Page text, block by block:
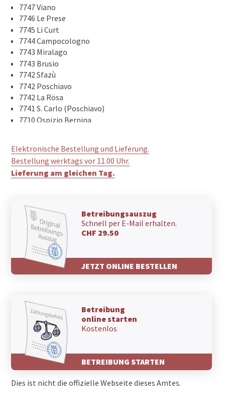
7747 Viano
7746 Le Prese
7745 Li Curt
7744 Campocologno
7743 Miralago
7743 Brusio
7742 Sfazù
7742 Poschiavo
7742 La Rösa
7741 S. Carlo (Poschiavo)
7710 Ospizio Bernina
Elektronische Bestellung und Lieferung.
Bestellung werktags vor 11.00 Uhr.
Lieferung am gleichen Tag.
Betreibungsauszug
Schnell per E-Mail erhalten.
CHF 29.50
JETZT ONLINE BESTELLEN
Betreibung
online starten
Kostenlos
BETREIBUNG STARTEN
Dies ist nicht die offizielle Webseite dieses Amtes.